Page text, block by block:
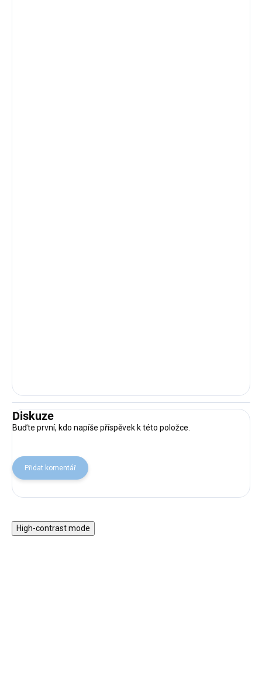
Diskuze
Buďte první, kdo napíše příspěvek k této položce.
Přidat komentář
High-contrast mode